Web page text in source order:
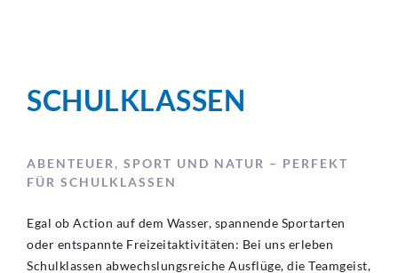
SCHULKLASSEN
ABENTEUER, SPORT UND NATUR – PERFEKT
FÜR SCHULKLASSEN
Egal ob Action auf dem Wasser, spannende Sportarten
oder entspannte Freizeitaktivitäten: Bei uns erleben
Schulklassen abwechslungsreiche Ausflüge, die Teamgeist,